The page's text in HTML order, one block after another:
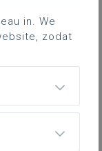
en de
Nadien mogen
om samen
mogen
in. We
zodat